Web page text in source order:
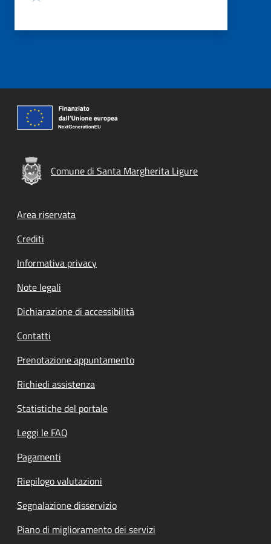
Comune di Santa Margherita Ligure
Footer menu
Area riservata
Crediti
Informativa privacy
Note legali
Dichiarazione di accessibilità
Contatti
Prenotazione appuntamento
Richiedi assistenza
Statistiche del portale
Leggi le FAQ
Pagamenti
Riepilogo valutazioni
Segnalazione disservizio
Piano di miglioramento dei servizi